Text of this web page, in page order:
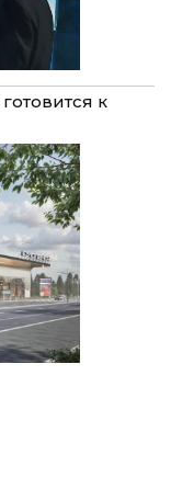
к